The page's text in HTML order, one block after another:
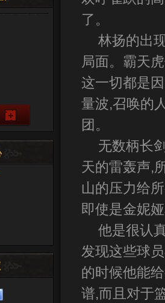
了。
林扬的出
局面。霸天
这一切都是
量波,召唤的
团。
无数柄长
天的雷轰声,
山的压力给
即使是金妮
他是很认
发现这些球
的时候他能
谱,而且对于